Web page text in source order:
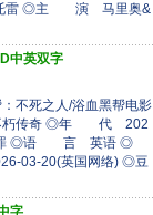
雷 ◎主 演 马里奥&
中英双字
死之人/浴血黑帮电影
朽传奇 ◎年 代 202
◎语 言 英语 ◎
03-20(英国网络) ◎豆
字